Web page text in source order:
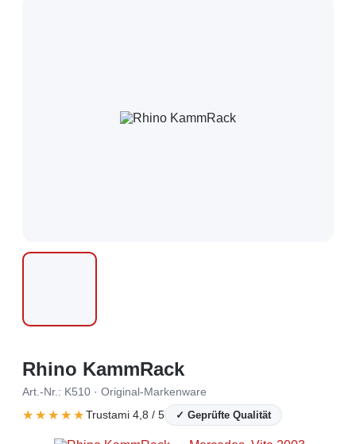
Rhino KammRack
Art.-Nr.: K510 · Original-Markenware
★★★★★ Trustami 4,8 / 5 ✓ Geprüfte Qualität